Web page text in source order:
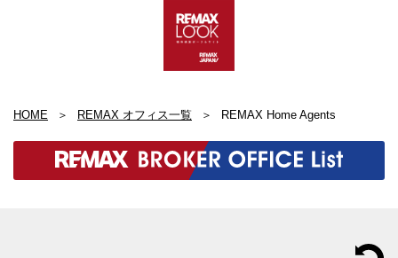
HOME REMAX オフィス一覧 REMAX Home Agents